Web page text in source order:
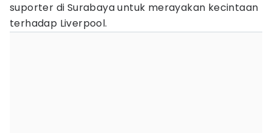
suporter di Surabaya untuk merayakan kecintaan
terhadap Liverpool.